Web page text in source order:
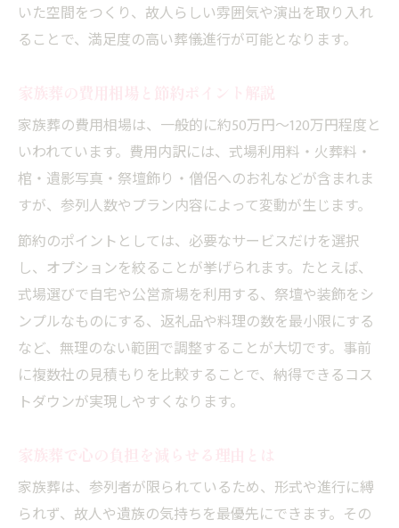
いた空間をつくり、故人らしい雰囲気や演出を取り入れ
ることで、満足度の高い葬儀進行が可能となります。
家族葬の費用相場は、一般的に約50万円〜120万円程度と
いわれています。費用内訳には、式場利用料・火葬料・
棺・遺影写真・祭壇飾り・僧侶へのお礼などが含まれま
すが、参列人数やプラン内容によって変動が生じます。
節約のポイントとしては、必要なサービスだけを選択
し、オプションを絞ることが挙げられます。たとえば、
式場選びで自宅や公営斎場を利用する、祭壇や装飾をシ
ンプルなものにする、返礼品や料理の数を最小限にする
など、無理のない範囲で調整することが大切です。事前
に複数社の見積もりを比較することで、納得できるコス
トダウンが実現しやすくなります。
家族葬は、参列者が限られているため、形式や進行に縛
られず、故人や遺族の気持ちを最優先にできます。その